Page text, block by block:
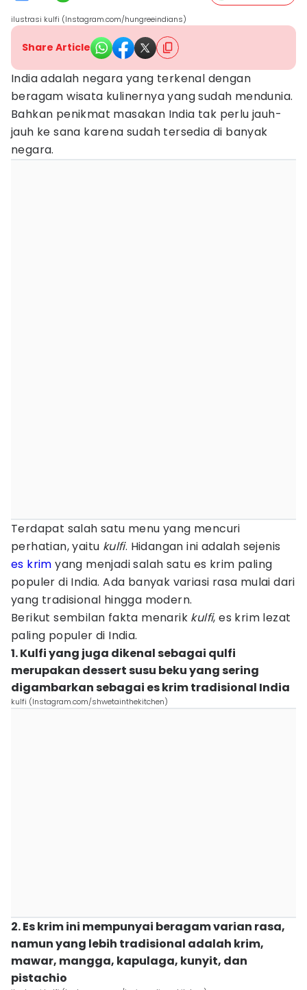
ilustrasi kulfi (Instagram.com/hungreeindians)
Share Article
India adalah negara yang terkenal dengan
beragam wisata kulinernya yang sudah mendunia.
Bahkan penikmat masakan India tak perlu jauh-
jauh ke sana karena sudah tersedia di banyak
negara.
Terdapat salah satu menu yang mencuri
perhatian, yaitu kulfi. Hidangan ini adalah sejenis
es krim yang menjadi salah satu es krim paling
populer di India. Ada banyak variasi rasa mulai dari
yang tradisional hingga modern.
Berikut sembilan fakta menarik kulfi, es krim lezat
paling populer di India.
1. Kulfi yang juga dikenal sebagai qulfi
merupakan dessert susu beku yang sering
digambarkan sebagai es krim tradisional India
kulfi (Instagram.com/shwetainthekitchen)
2. Es krim ini mempunyai beragam varian rasa,
namun yang lebih tradisional adalah krim,
mawar, mangga, kapulaga, kunyit, dan
pistachio